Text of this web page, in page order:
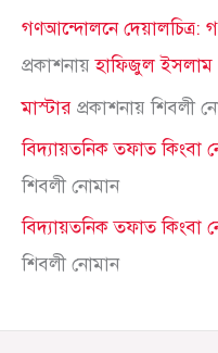
গণআন্দোলনে দেয়ালচিত্র:
প্রকাশনায়হাফিজুল ইসলাম
মাস্টার প্রকাশনায়শিবলী
বিদ্যায়তনিক তফাত কিংবা
শিবলী নোমান
বিদ্যায়তনিক তফাত কিংবা
শিবলী নোমান